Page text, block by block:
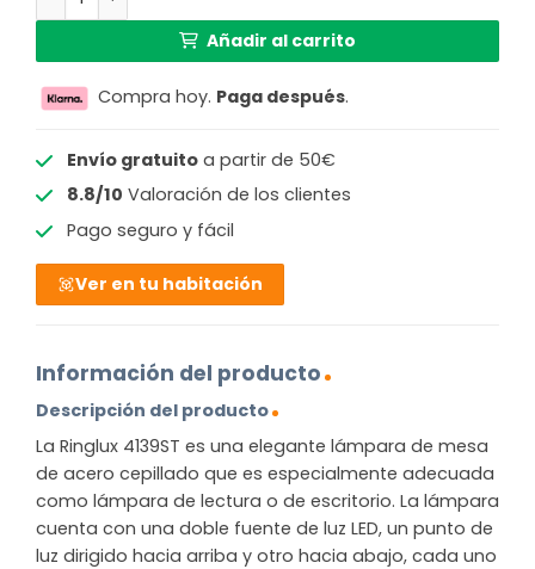
Añadir al carrito
Compra hoy. Paga después.
Envío gratuitoa partir de 50€
8.8/10 Valoración de los clientes
Pago seguro y fácil
Ver en tu habitación
Información del producto
Descripción del producto
La Ringlux 4139ST es una elegante lámpara de mesa
de acero cepillado que es especialmente adecuada
como lámpara de lectura o de escritorio. La lámpara
cuenta con una doble fuente de luz LED, un punto de
luz dirigido hacia arriba y otro hacia abajo, cada uno